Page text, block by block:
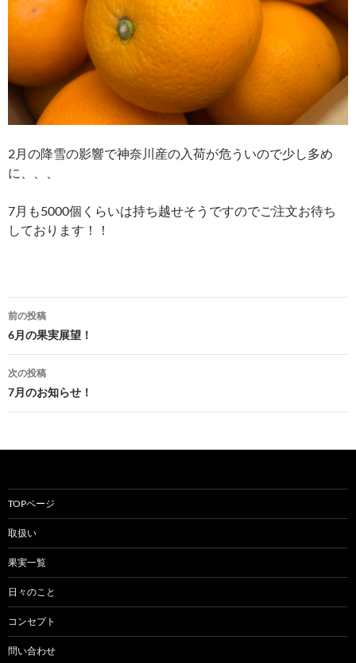
2月の降雪の影響で神奈川産の入荷が危ういので少し多め
に、、、
7月も5000個くらいは持ち越せそうですのでご注文お待ち
しております！！
投
稿
ナ
ビ
ゲ
ー
ョ
ン
前の投稿
6月の果実展望！
次の投稿
7月のお知らせ！
TOPページ
取扱い
果実一覧
日々のこと
コンセプト
問い合わせ